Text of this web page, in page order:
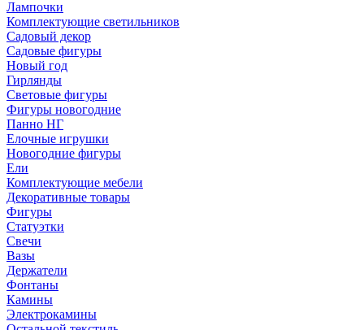
Лампочки
Комплектующие светильников
Садовый декор
Садовые фигуры
Новый год
Гирлянды
Световые фигуры
Фигуры новогодние
Панно НГ
Елочные игрушки
Новогодние фигуры
Ели
Комплектующие мебели
Декоративные товары
Фигуры
Статуэтки
Свечи
Вазы
Держатели
Фонтаны
Камины
Электрокамины